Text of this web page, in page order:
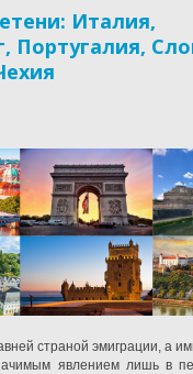
Италия,
Португалия,
страной эмиграции, а
явлением лишь в